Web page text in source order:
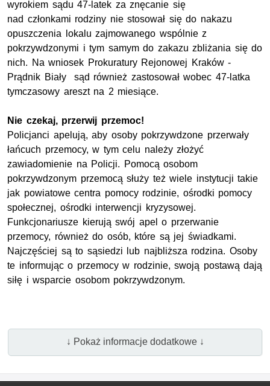
wyrokiem sądu 47-latek za znęcanie się
nad członkami rodziny nie stosował się do nakazu
opuszczenia lokalu zajmowanego wspólnie z
pokrzywdzonymi i tym samym do zakazu zbliżania się do
nich. Na wniosek Prokuratury Rejonowej Kraków -
Prądnik Biały sąd również zastosował wobec 47-latka
tymczasowy areszt na 2 miesiące.
Nie czekaj, przerwij przemoc!
Policjanci apelują, aby osoby pokrzywdzone przerwały
łańcuch przemocy, w tym celu należy złożyć
zawiadomienie na Policji. Pomocą osobom
pokrzywdzonym przemocą służy też wiele instytucji takie
jak powiatowe centra pomocy rodzinie, ośrodki pomocy
społecznej, ośrodki interwencji kryzysowej.
Funkcjonariusze kierują swój apel o przerwanie
przemocy, również do osób, które są jej świadkami.
Najczęściej są to sąsiedzi lub najbliższa rodzina. Osoby
te informując o przemocy w rodzinie, swoją postawą dają
siłę i wsparcie osobom pokrzywdzonym.
↓ Pokaż informacje dodatkowe ↓